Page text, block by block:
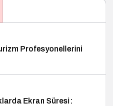
Profesyonellerini
Ekran Süresi: